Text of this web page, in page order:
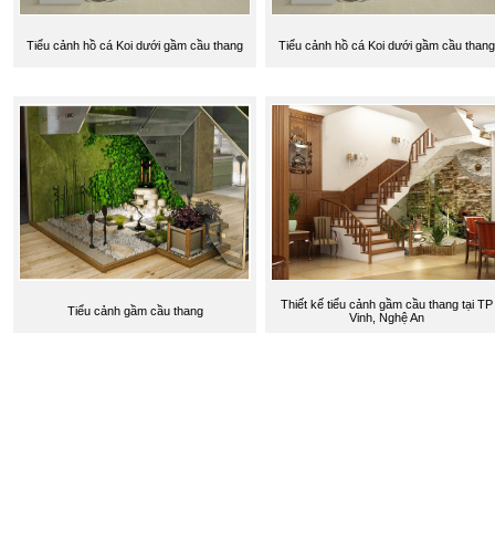
Tiểu cảnh hồ cá Koi dưới gầm cầu thang Tiểu cảnh hồ cá Koi dưới gầm cầu thang
Tiểu cảnh gầm cầu thang
Thiết kế tiểu cảnh gầm cầu thang tại TP
Vinh, Nghệ An